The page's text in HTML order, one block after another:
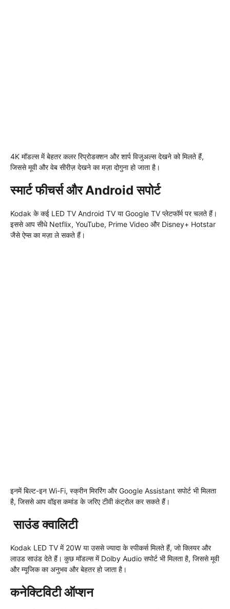
4K मॉडल्स में बेहतर कलर रिप्रोडक्शन और शार्प विजुअल्स देखने को मिलते हैं,
जिससे मूवी और वेब सीरीज़ देखने का मज़ा दोगुना हो जाता है।
स्मार्ट फीचर्स और Android सपोर्ट
Kodak के कई LED TV Android TV या Google TV प्लेटफॉर्म पर चलते हैं।
इससे आप सीधे Netflix, YouTube, Prime Video और Disney+ Hotstar
जैसे ऐप्स का मज़ा ले सकते हैं।
इनमें बिल्ट-इन Wi-Fi, स्क्रीन मिररिंग और Google Assistant सपोर्ट भी मिलता
है, जिससे आप वॉइस कमांड के जरिए टीवी कंट्रोल कर सकते हैं।
साउंड क्वालिटी
Kodak LED TV में 20W या उससे ज्यादा के स्पीकर्स मिलते हैं, जो क्लियर और
लाउड साउंड देते हैं। कुछ मॉडल्स में Dolby Audio सपोर्ट भी मिलता है, जिससे मूवी
और म्यूजिक का अनुभव और बेहतर हो जाता है।
कनेक्टिविटी ऑप्शन